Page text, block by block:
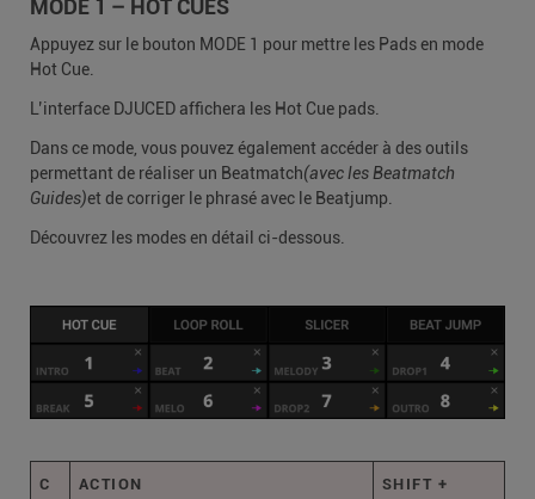
MODE 1 – HOT CUES
Appuyez sur le bouton MODE 1 pour mettre les Pads en mode
Hot Cue.
L’interface DJUCED affichera les Hot Cue pads.
Dans ce mode, vous pouvez également accéder à des outils
permettant de réaliser un Beatmatch(avec les Beatmatch
Guides)et de corriger le phrasé avec le Beatjump.
Découvrez les modes en détail ci-dessous.
C
ACTION
SHIFT +